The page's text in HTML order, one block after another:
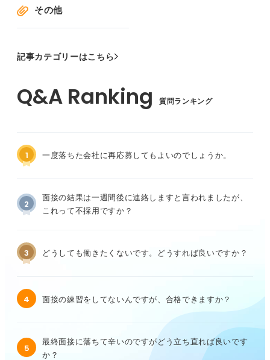
その他
記事カテゴリーはこちら
質問ランキング
1 一度落ちた会社に再応募してもよいのでしょうか。
2
面接の結果は一週間後に連絡しますと言われましたが、
これって不採用ですか？
3 どうしても働きたくないです。どうすれば良いですか？
4 面接の練習をしてないんですが、合格できますか？
5
最終面接に落ちて辛いのですがどう立ち直れば良いです
か？